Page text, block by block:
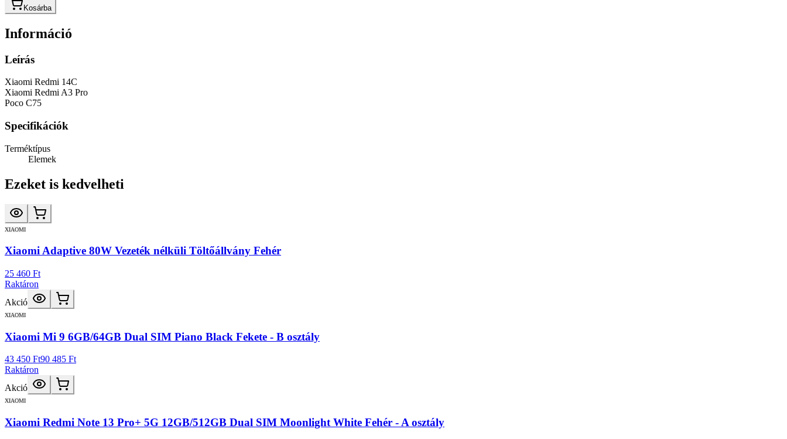
Kosárba
Információ
Leírás
Xiaomi Redmi 14C
Xiaomi Redmi A3 Pro
Poco C75
Specifikációk
Terméktípus
Elemek
Ezeket is kedvelheti
XIAOMI
Xiaomi Adaptive 80W Vezeték nélküli Töltőállvány Fehér
25 460 Ft
Raktáron
Akció
XIAOMI
Xiaomi Mi 9 6GB/64GB Dual SIM Piano Black Fekete - B osztály
43 450 Ft90 485 Ft
Raktáron
Akció
XIAOMI
Xiaomi Redmi Note 13 Pro+ 5G 12GB/512GB Dual SIM Moonlight White Fehér - A osztály